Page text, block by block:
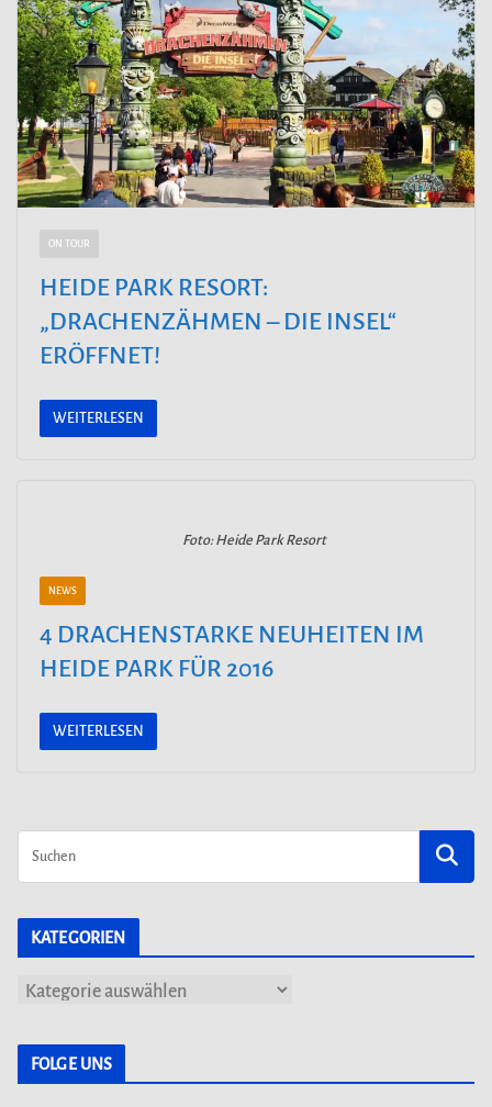
ON TOUR
HEIDE PARK RESORT:
„DRACHENZÄHMEN – DIE INSEL“
ERÖFFNET!
WEITERLESEN
Foto: Heide Park Resort
NEWS
4 DRACHENSTARKE NEUHEITEN IM
HEIDE PARK FÜR 2016
WEITERLESEN
KATEGORIEN
K
FOLGE UNS